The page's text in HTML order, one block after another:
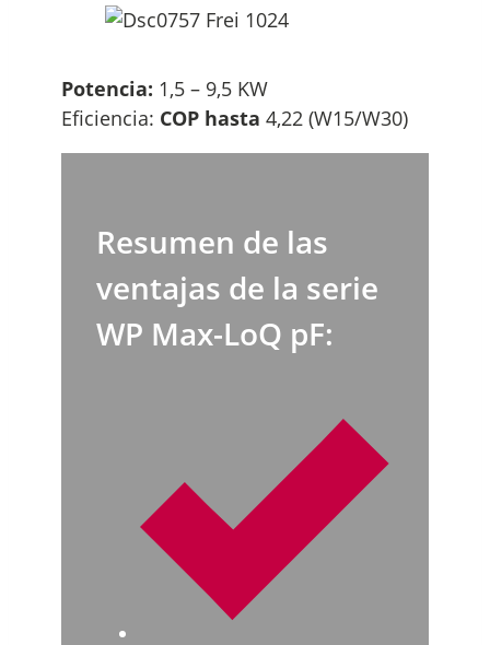
Potencia: 1,5 – 9,5 KW
Eficiencia: COP hasta 4,22 (W15/W30)
Resumen de las
ventajas de la serie
WP Max-LoQ pF: